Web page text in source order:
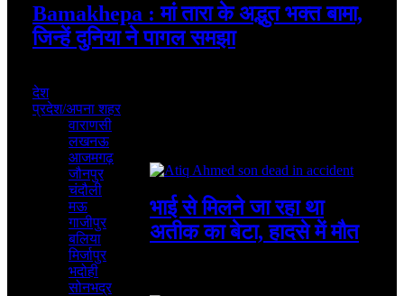
Bamakhepa : मां तारा के अद्भुत भक्त बामा,
जिन्हें दुनिया ने पागल समझा
देश
प्रदेश/अपना शहर
वाराणसी
लखनऊ
आजमगढ़
जौनपुर
चंदौली
मऊ
गाजीपुर
बलिया
मिर्जापुर
भदोही
सोनभद्र
भाई से मिलने जा रहा था
अतीक का बेटा, हादसे में मौत